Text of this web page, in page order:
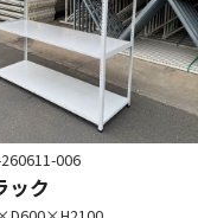
006
ック